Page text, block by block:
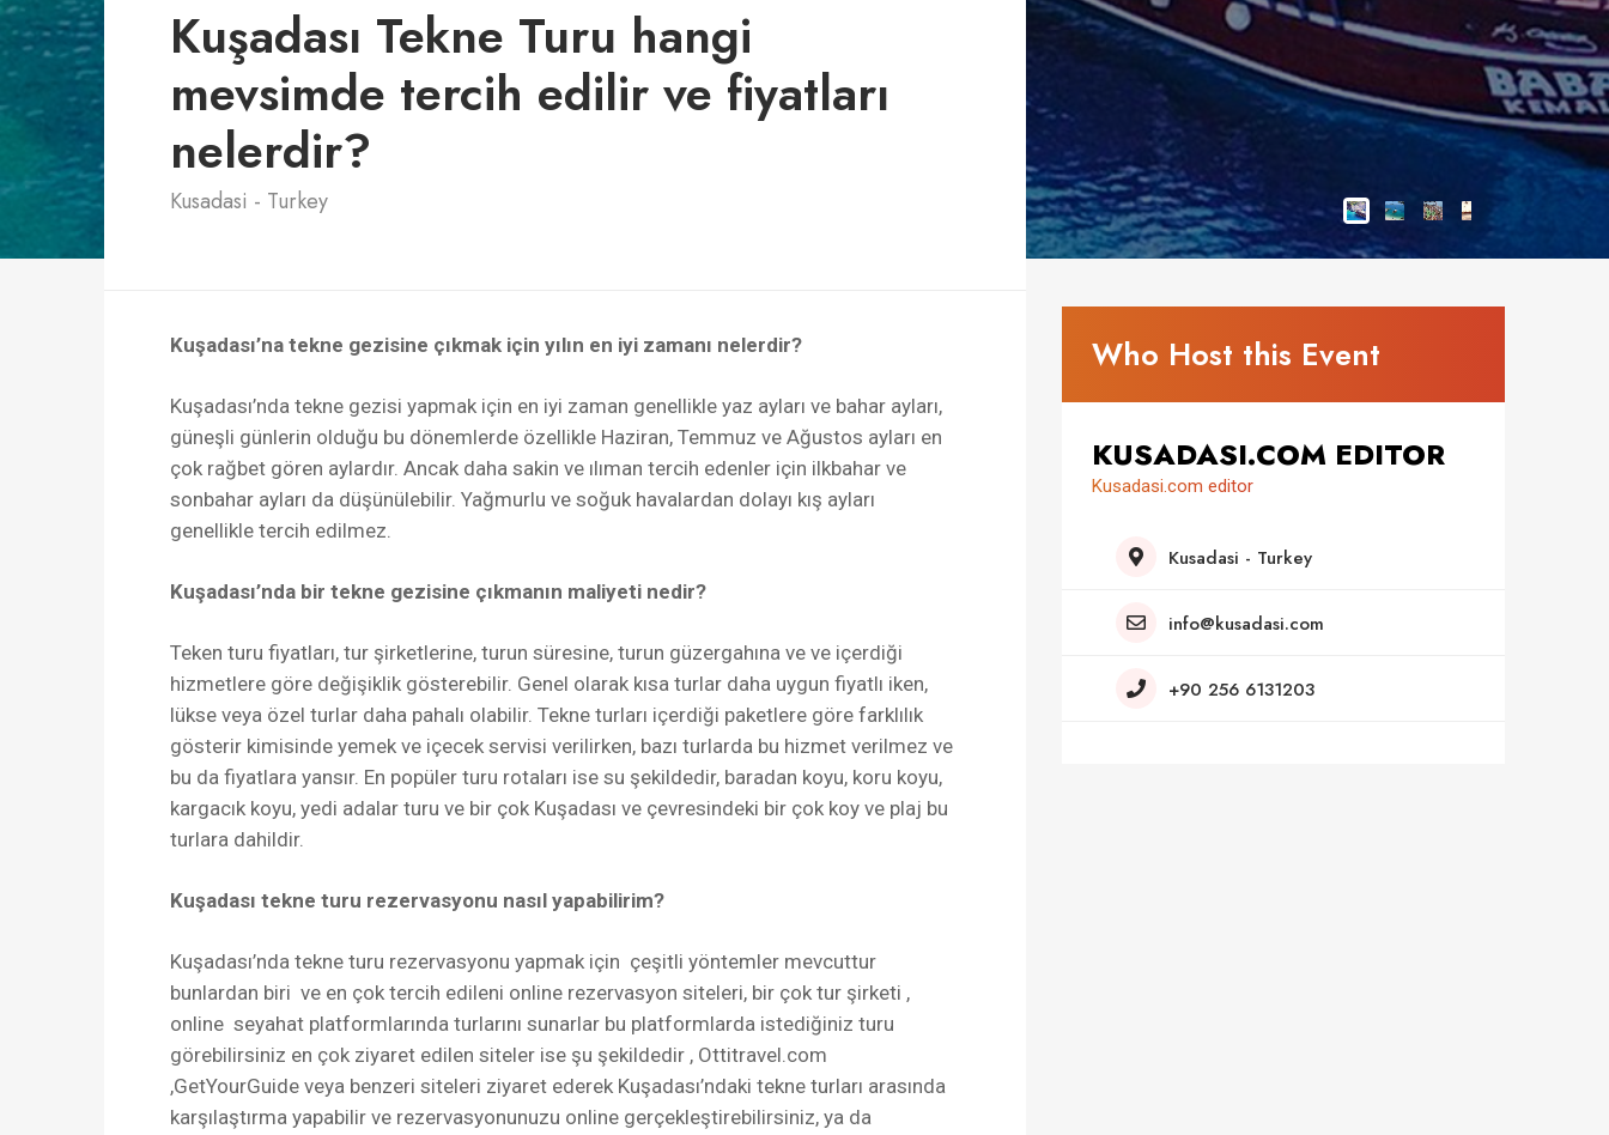
Kuşadası Tekne Turu hangi
mevsimde tercih edilir ve fiyatları
nelerdir?
Kusadasi - Turkey
Kuşadası’na tekne gezisine çıkmak için yılın en iyi zamanı nelerdir?
Kuşadası’nda tekne gezisi yapmak için en iyi zaman genellikle yaz ayları ve bahar ayları,
güneşli günlerin olduğu bu dönemlerde özellikle Haziran, Temmuz ve Ağustos ayları en
çok rağbet gören aylardır. Ancak daha sakin ve ılıman tercih edenler için ilkbahar ve
sonbahar ayları da düşünülebilir. Yağmurlu ve soğuk havalardan dolayı kış ayları
genellikle tercih edilmez.
Kuşadası’nda bir tekne gezisine çıkmanın maliyeti nedir?
Teken turu fiyatları, tur şirketlerine, turun süresine, turun güzergahına ve ve içerdiği
hizmetlere göre değişiklik gösterebilir. Genel olarak kısa turlar daha uygun fiyatlı iken,
lükse veya özel turlar daha pahalı olabilir. Tekne turları içerdiği paketlere göre farklılık
gösterir kimisinde yemek ve içecek servisi verilirken, bazı turlarda bu hizmet verilmez ve
bu da fiyatlara yansır. En popüler turu rotaları ise su şekildedir, baradan koyu, koru koyu,
kargacık koyu, yedi adalar turu ve bir çok Kuşadası ve çevresindeki bir çok koy ve plaj bu
turlara dahildir.
Kuşadası tekne turu rezervasyonu nasıl yapabilirim?
Kuşadası’nda tekne turu rezervasyonu yapmak için çeşitli yöntemler mevcuttur
bunlardan biri ve en çok tercih edileni online rezervasyon siteleri, bir çok tur şirketi ,
online seyahat platformlarında turlarını sunarlar bu platformlarda istediğiniz turu
görebilirsiniz en çok ziyaret edilen siteler ise şu şekildedir , Ottitravel.com
,GetYourGuide veya benzeri siteleri ziyaret ederek Kuşadası’ndaki tekne turları arasında
karşılaştırma yapabilir ve rezervasyonunuzu online gerçekleştirebilirsiniz, ya da
Who Host this Event
KUSADASI.COM EDITOR
Kusadasi.com editor
Kusadasi - Turkey
info@kusadasi.com
+90 256 6131203